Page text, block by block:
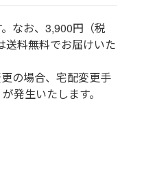
なお、3,900円（税
送料無料でお届けいた
の場合、宅配変更手
発生いたします。